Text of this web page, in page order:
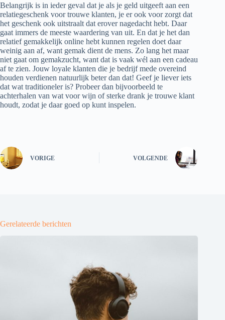
Belangrijk is in ieder geval dat je als je geld uitgeeft aan een
relatiegeschenk voor trouwe klanten, je er ook voor zorgt dat
het geschenk ook uitstraalt dat erover nagedacht hebt. Daar
gaat immers de meeste waardering van uit. En dat je het dan
relatief gemakkelijk online hebt kunnen regelen doet daar
weinig aan af, want gemak dient de mens. Zo lang het maar
niet gaat om gemakzucht, want dat is vaak wél aan een cadeau
af te zien. Jouw loyale klanten die je bedrijf mede overeind
houden verdienen natuurlijk beter dan dat! Geef je liever iets
dat wat traditioneler is? Probeer dan bijvoorbeeld te
achterhalen van wat voor wijn of sterke drank je trouwe klant
houdt, zodat je daar goed op kunt inspelen.
VORIGE VOLGENDE
Gerelateerde berichten